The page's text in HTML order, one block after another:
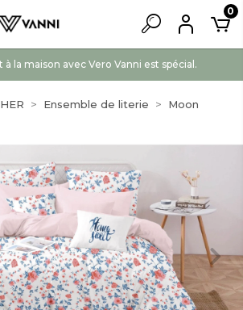
à la maison avec Vero Vanni est spécial.
0
Ensemble de literie
Moon